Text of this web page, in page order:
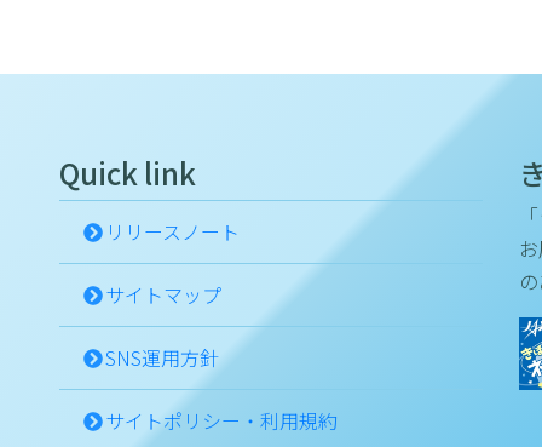
Quick link
リリースノート
サイトマップ
SNS運用方針
サイトポリシー・利用規約